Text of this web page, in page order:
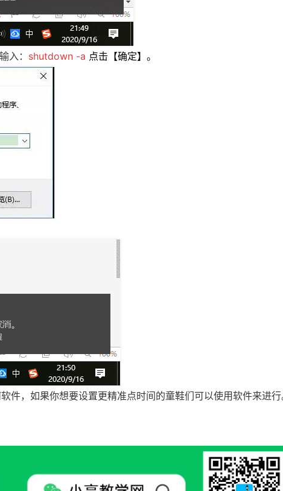
入： shutdown -a 点击【确定】。
件，如果你想要设置更精准点时间的童鞋们可以使用软件来进